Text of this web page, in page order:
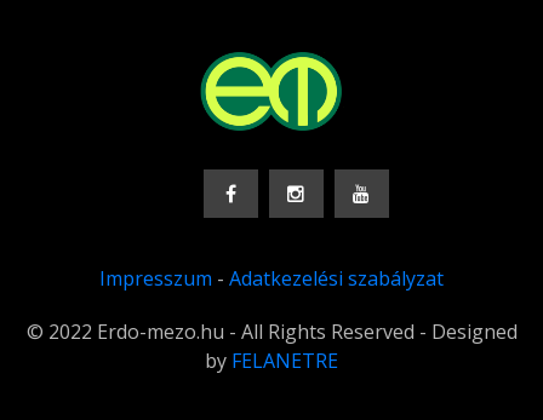
Impresszum - Adatkezelési szabályzat
© 2022 Erdo-mezo.hu - All Rights Reserved - Designed
by FELANETRE